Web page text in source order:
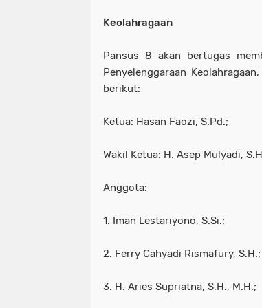
Keolahragaan
Pansus 8 akan bertugas
Penyelenggaraan
berikut:
Ketua: Hasan Faozi, S.Pd.;
Wakil Ketua: H. Asep Mulyadi,
Anggota:
1. Iman Lestariyono, S.Si.;
2. Ferry Cahyadi Rismafury, S.H.;
3. H. Aries Supriatna, S.H., M.H.;